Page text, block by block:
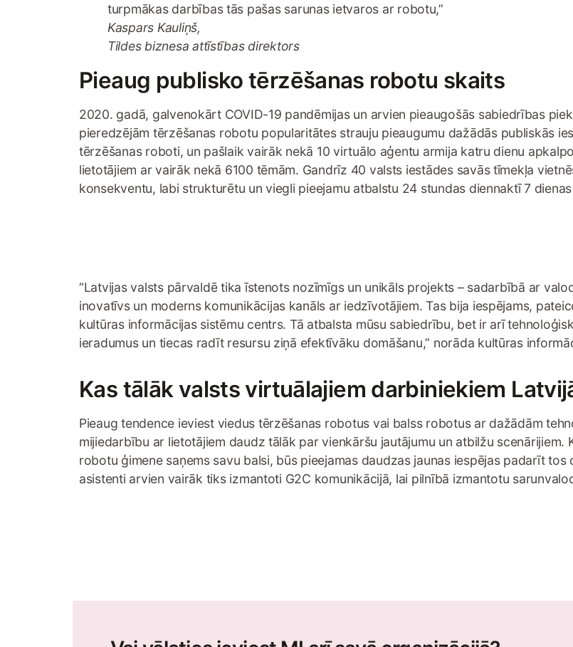
turpmākas darbības tās pašas sarunas ietvaros ar robotu,”
Kaspars Kauliņš,
Tildes biznesa attīstības direktors
Pieaug publisko tērzēšanas robotu skaits
2020. gadā, galvenokārt COVID-19 pandēmijas un arvien pieaugošās sabiedrības
pieredzējām tērzēšanas robotu popularitātes strauju pieaugumu dažādās publiskās
tērzēšanas roboti, un pašlaik vairāk nekā 10 virtuālo aģentu armija katru dienu
lietotājiem ar vairāk nekā 6100 tēmām. Gandrīz 40 valsts iestādes savās tīmekļa
konsekventu, labi strukturētu un viegli pieejamu atbalstu 24 stundas diennaktī 7
“Latvijas valsts pārvaldē tika īstenots nozīmīgs un unikāls projekts – sadarbībā ar
inovatīvs un moderns komunikācijas kanāls ar iedzīvotājiem. Tas bija iespējams,
kultūras informācijas sistēmu centrs. Tā atbalsta mūsu sabiedrību, bet ir arī
ieradumus un tiecas radīt resursu ziņā efektīvāku domāšanu,” norāda kultūras
Kas tālāk valsts virtuālajiem darbiniekiem
Pieaug tendence ieviest viedus tērzēšanas robotus vai balss robotus ar dažādām
mijiedarbību ar lietotājiem daudz tālāk par vienkāršu jautājumu un atbilžu
robotu ģimene saņems savu balsi, būs pieejamas daudzas jaunas iespējas padarīt
asistenti arvien vairāk tiks izmantoti G2C komunikācijā, lai pilnībā izmantotu